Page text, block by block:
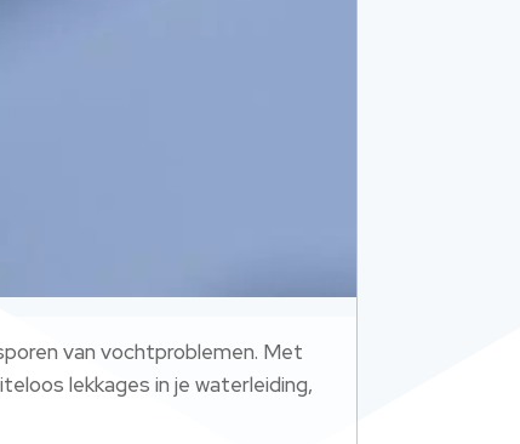
van vochtproblemen.​ Met
lekkages in je waterleiding,